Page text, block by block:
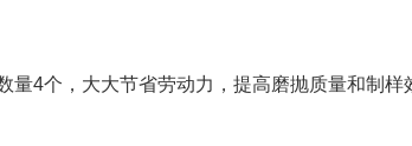
4个，大大节省劳动力，提高磨抛质量和制样